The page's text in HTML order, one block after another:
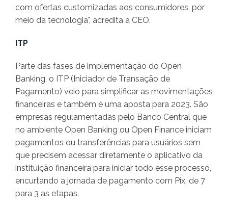
com ofertas customizadas aos consumidores, por
meio da tecnologia", acredita a CEO.
ITP
Parte das fases de implementação do Open
Banking, o ITP (Iniciador de Transação de
Pagamento) veio para simplificar as movimentações
financeiras e também é uma aposta para 2023. São
empresas regulamentadas pelo Banco Central que
no ambiente Open Banking ou Open Finance iniciam
pagamentos ou transferências para usuários sem
que precisem acessar diretamente o aplicativo da
instituição financeira para iniciar todo esse processo,
encurtando a jornada de pagamento com Pix, de 7
para 3 as etapas.